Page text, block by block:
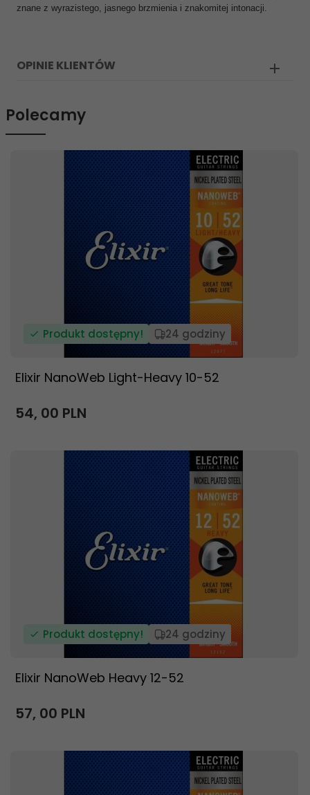
znane z wyrazistego, jasnego brzmienia i znakomitej intonacji.
OPINIE KLIENTÓW
Polecamy
Produkt dostępny! 24 godziny
Elixir NanoWeb Light-Heavy 10-52
54, 00 PLN
Produkt dostępny! 24 godziny
Elixir NanoWeb Heavy 12-52
57, 00 PLN